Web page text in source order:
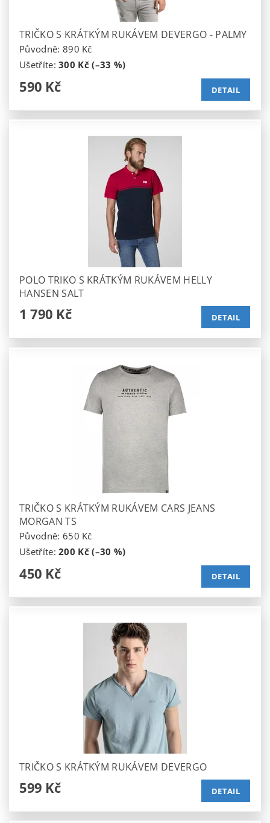
TRIČKO S KRÁTKÝM RUKÁVEM DEVERGO - PALMY
Původně: 890 Kč
Ušetříte:300 Kč (–33 %)
590 Kč DETAIL
POLO TRIKO S KRÁTKÝM RUKÁVEM HELLY
HANSEN SALT
1 790 Kč DETAIL
TRIČKO S KRÁTKÝM RUKÁVEM CARS JEANS
MORGAN TS
Původně: 650 Kč
Ušetříte:200 Kč (–30 %)
450 Kč DETAIL
TRIČKO S KRÁTKÝM RUKÁVEM DEVERGO
599 Kč DETAIL